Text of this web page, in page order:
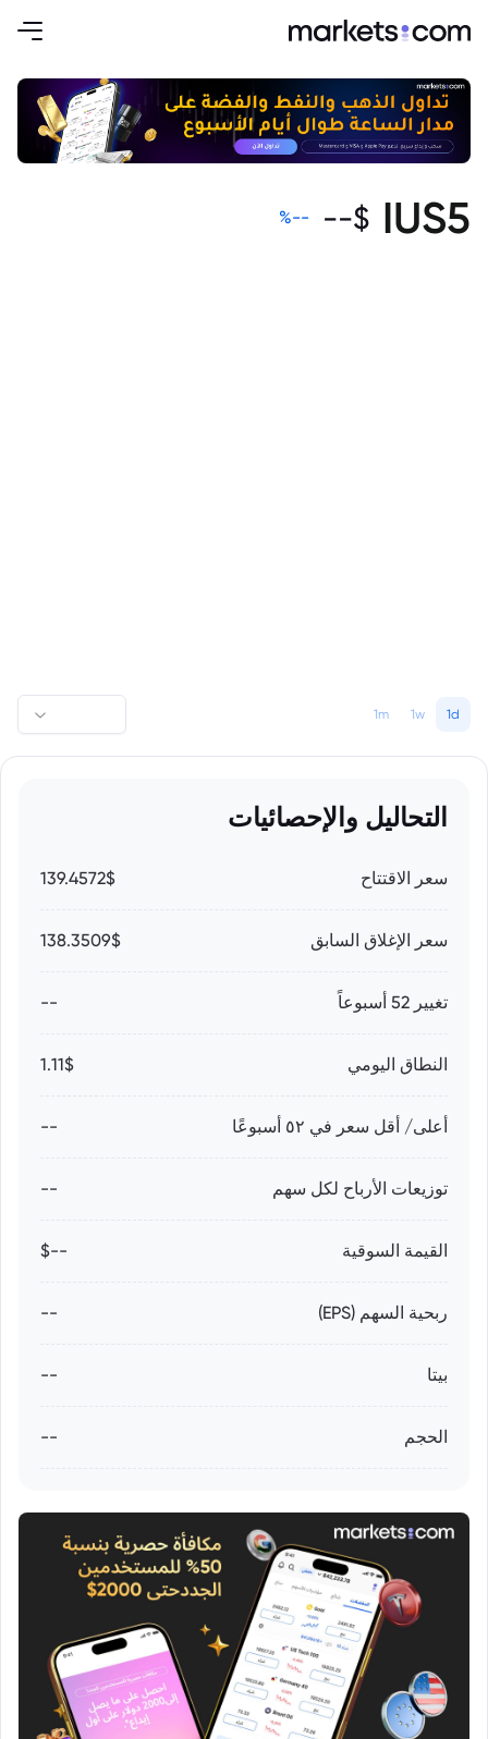
IUS5
$
--
--
%
1d
1w
1m
التحاليل والإحصائيات
سعر الاقتتاح 139.4572$
سعر الإغلاق السابق 138.3509$
تغيير 52 أسبوعاً --
النطاق اليومي 1.11$
أعلى/ أقل سعر في ٥٢ أسبوعًا --
توزيعات الأرباح لكل سهم --
القيمة السوقية --$
ربحية السهم (EPS) --
بيتا --
الحجم --